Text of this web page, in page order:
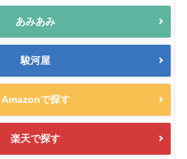
あみあみ
駿河屋
Amazonで探す
楽天で探す